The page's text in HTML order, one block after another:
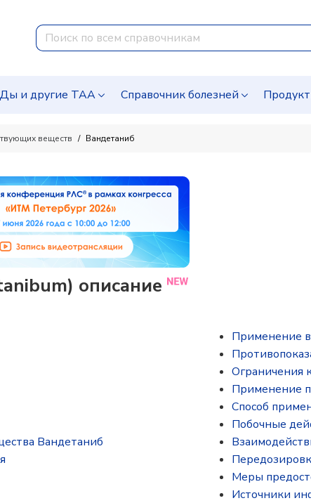
и другие ТАА Справочник болезней
веществ Вандетаниб
описание
Вандетаниб
Применение
Ограничения
Применение
Способ
Побочные
Меры
Источники